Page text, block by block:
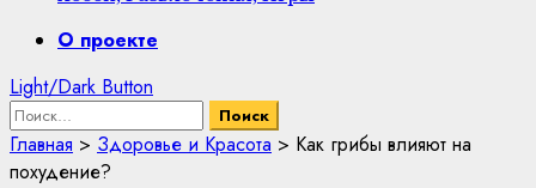
PrimaryО проекте
Light/Dark Button
Найти:
Главная > Здоровье и Красота > Как грибы влияют на
похудение?